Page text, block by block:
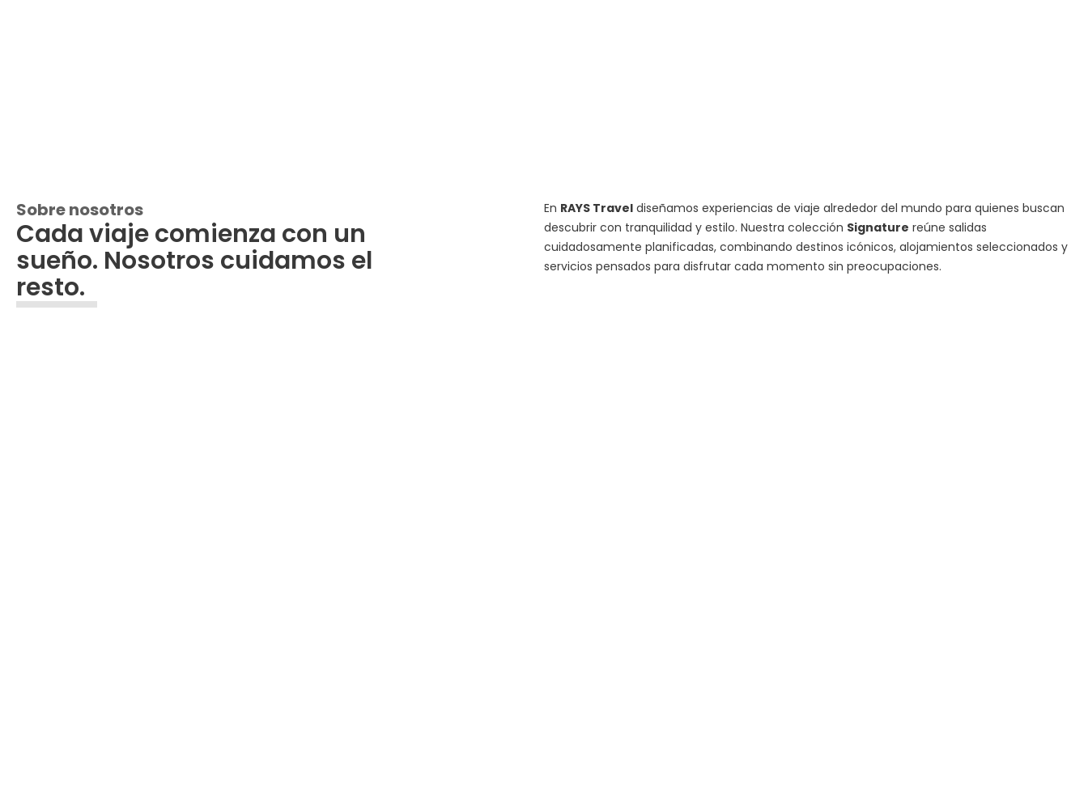
Sobre nosotros
Cada viaje comienza con un
sueño. Nosotros cuidamos el
resto.
En RAYS Travel diseñamos experiencias de viaje alrededor del mundo para quienes buscan
descubrir con tranquilidad y estilo. Nuestra colección Signature reúne salidas
cuidadosamente planificadas, combinando destinos icónicos, alojamientos seleccionados y
servicios pensados para disfrutar cada momento sin preocupaciones.